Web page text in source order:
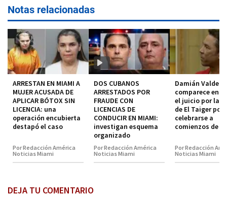
Notas relacionadas
ARRESTAN EN MIAMI A
MUJER ACUSADA DE
APLICAR BÓTOX SIN
LICENCIA: una
operación encubierta
destapó el caso
Por Redacción América
Noticias Miami
DOS CUBANOS
ARRESTADOS POR
FRAUDE CON
LICENCIAS DE
CONDUCIR EN MIAMI:
investigan esquema
organizado
Por Redacción América
Noticias Miami
Damián Valdez
comparece en
el juicio por la
de El Taiger
celebrarse a
comienzos de
Por Redacción
Noticias Miami
DEJA TU COMENTARIO